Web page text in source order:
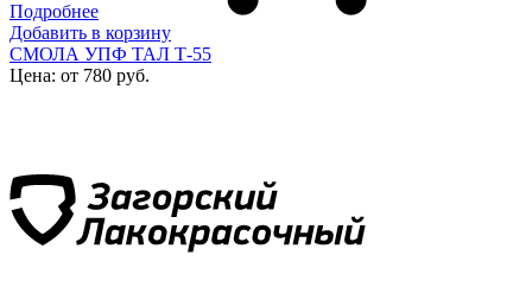
Подробнее
Добавить в корзину
СМОЛА УПФ ТАЛ Т-55
Цена: от 780 руб.